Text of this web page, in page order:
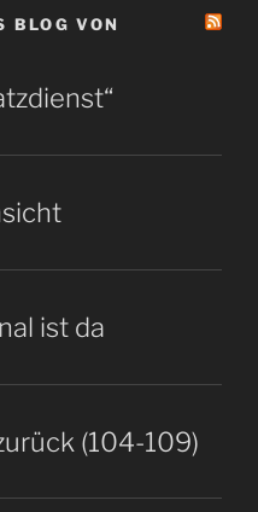
BLOG VON
ist da
(104-109)